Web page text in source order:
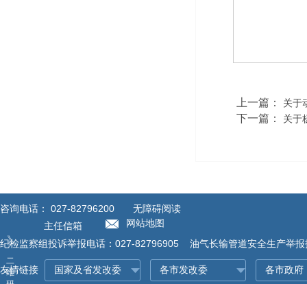
上一篇： 关于
下一篇： 关于
》
二
维
咨询电话： 027-82796200
无障碍阅读
主任信箱
网站地图
纪检监察组投诉举报电话：027-82796905 油气长输管道安全生产举
友情链接